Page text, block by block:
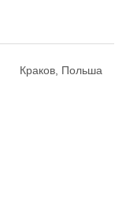
Краков, Польша